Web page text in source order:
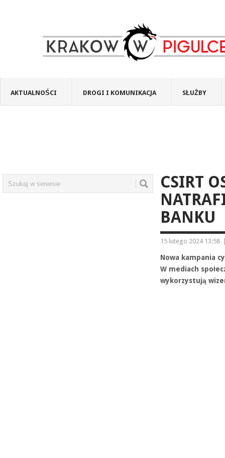
AKTUALNOŚCI DROGI I KOMUNIKACJA SŁUŻBY
CSIRT
BANKU
15 lutego 2024 13:58
Nowa kampania
W mediach
wykorzystują